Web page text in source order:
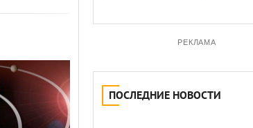
РЕКЛАМА
ПОСЛЕДНИЕ НОВОСТИ